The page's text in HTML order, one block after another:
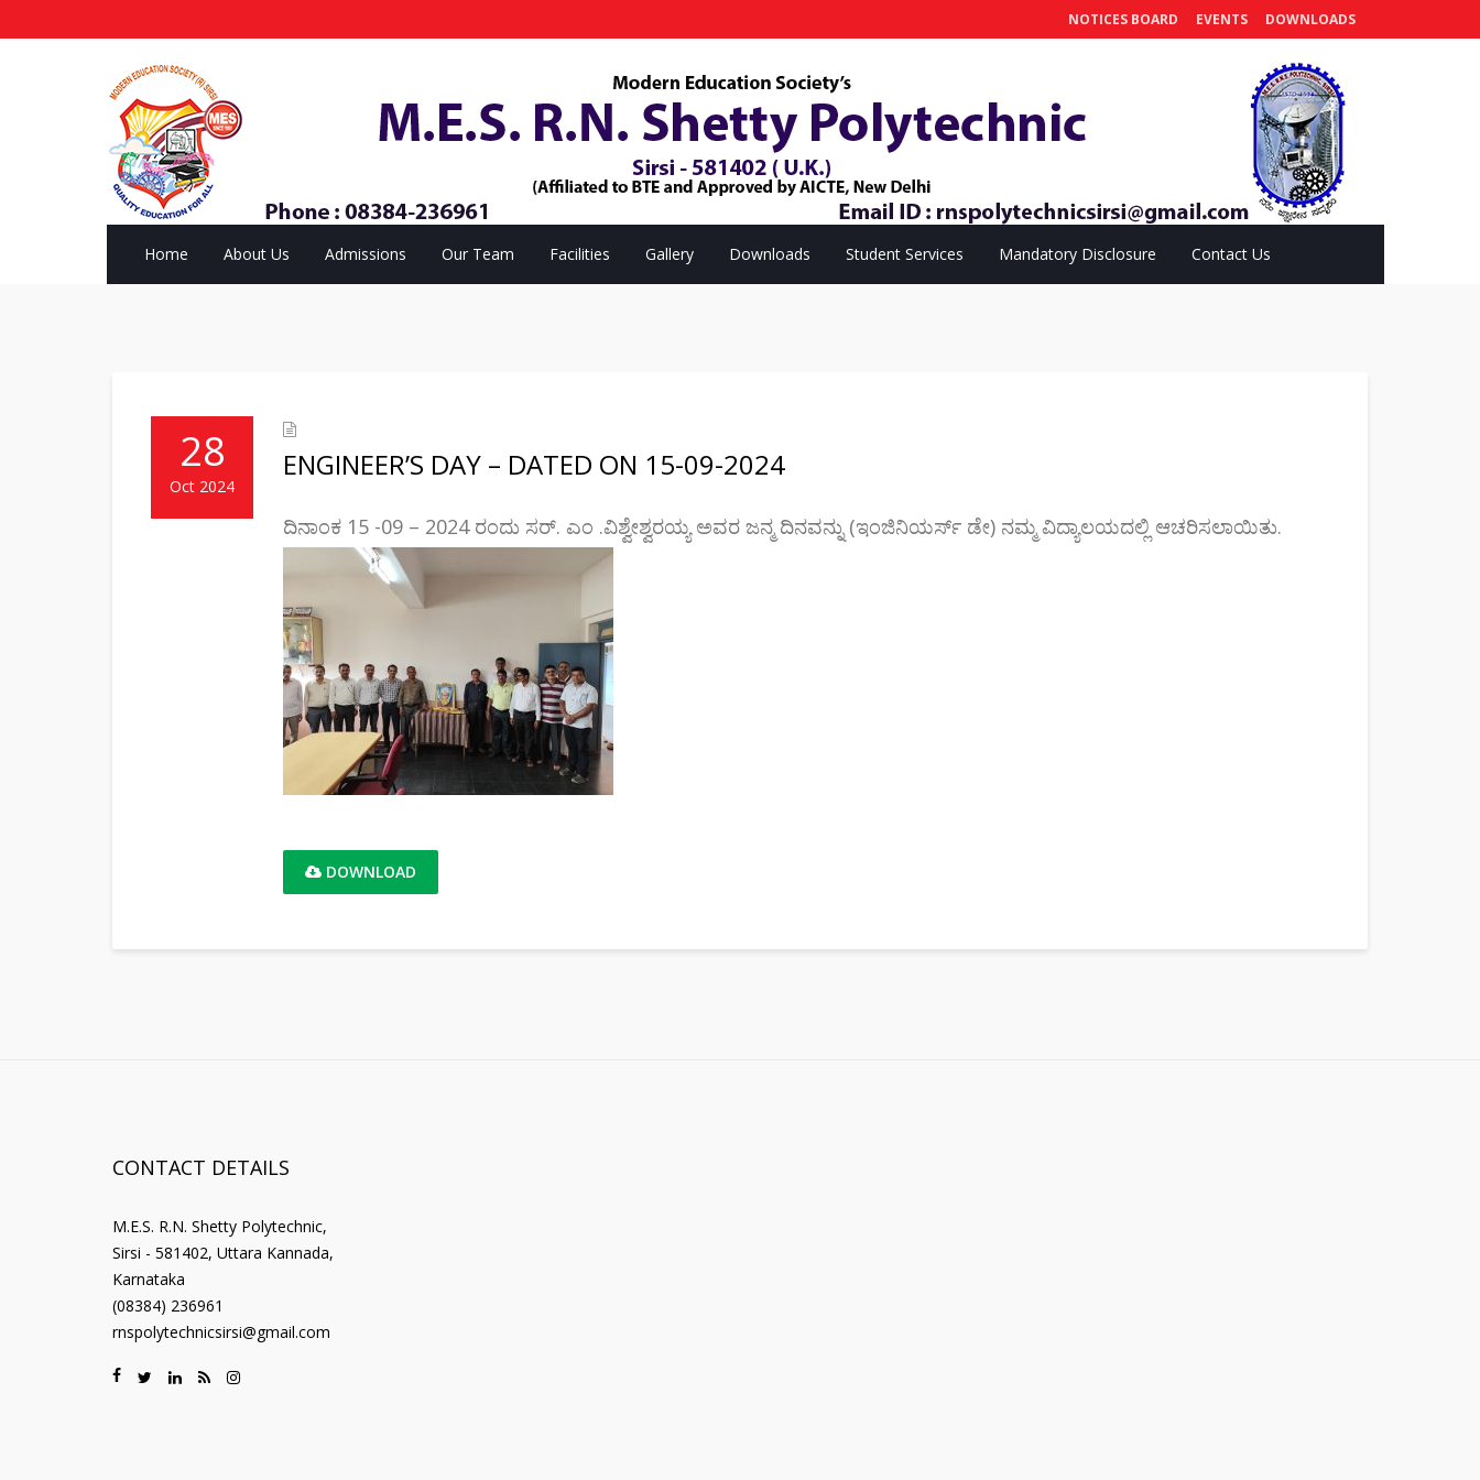
NOTICES BOARD EVENTS DOWNLOADS
Home About Us Admissions Our Team Facilities Gallery Downloads Student Services Mandatory Disclosure Contact Us
28
Oct 2024
ENGINEER’S DAY – DATED ON 15-09-2024
ದಿನಾಂಕ 15 -09 – 2024 ರಂದು ಸರ್. ಎಂ .ವಿಶ್ವೇಶ್ವರಯ್ಯ ಅವರ ಜನ್ಮ ದಿನವನ್ನು (ಇಂಜಿನಿಯರ್ಸ್ ಡೇ) ನಮ್ಮ ವಿದ್ಯಾಲಯದಲ್ಲಿ ಆಚರಿಸಲಾಯಿತು.
DOWNLOAD
CONTACT DETAILS
M.E.S. R.N. Shetty Polytechnic,
Sirsi - 581402, Uttara Kannada,
Karnataka
(08384) 236961
rnspolytechnicsirsi@gmail.com